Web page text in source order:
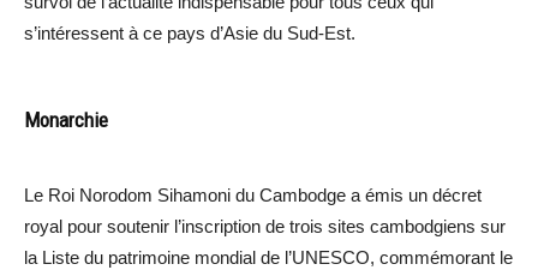
s’intéressent à ce pays d’Asie du Sud-Est.
Monarchie
Le Roi Norodom Sihamoni du Cambodge a émis un décret
royal pour soutenir l’inscription de trois sites cambodgiens sur
la Liste du patrimoine mondial de l’UNESCO, commémorant le